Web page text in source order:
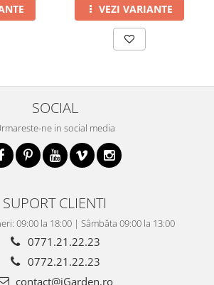
VEZI VARIANTE
SOCIAL
ne in social media
SUPORT CLIENTI
09:00 la 18:00 | Sâmbăta 09:00 la 13:00
0771.21.22.23
0772.21.22.23
contact@iGarden.ro